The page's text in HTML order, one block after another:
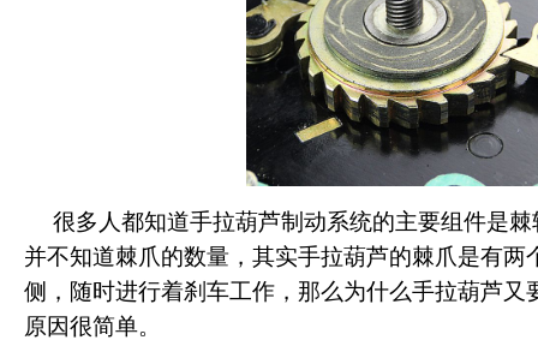
很多人都知道手拉葫芦制动系统的主要组件是
并不知道棘爪的数量，其实手拉葫芦的棘爪是有两
侧，随时进行着刹车工作，那么为什么手拉葫芦又
原因很简单。